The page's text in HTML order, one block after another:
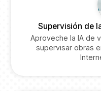
Supervisión de
Aproveche la IA de
supervisar obras